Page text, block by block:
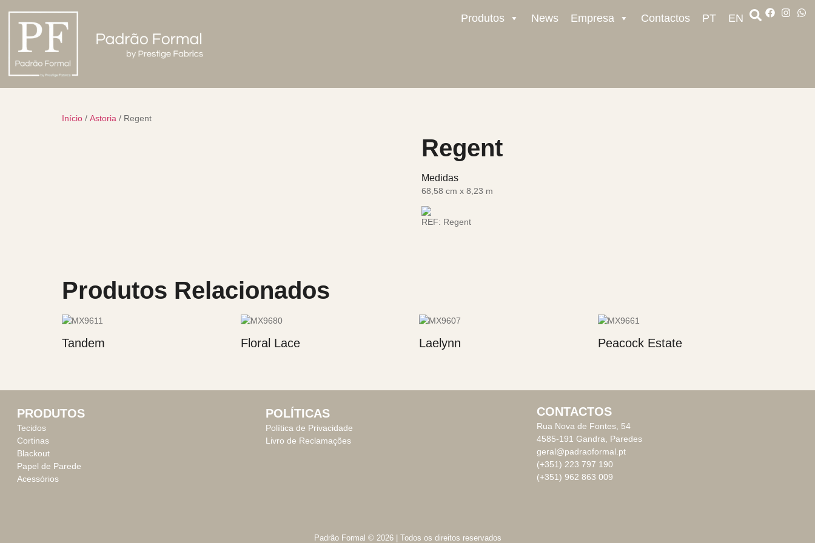
Produtos News Empresa Contactos PT EN
Início / Astoria / Regent
Regent
Medidas
68,58 cm x 8,23 m
REF: Regent
Produtos Relacionados
Tandem Floral Lace Laelynn Peacock Estate
PRODUTOS
Tecidos
Cortinas
Blackout
Papel de Parede
Acessórios
POLÍTICAS
Política de Privacidade
Livro de Reclamações
CONTACTOS
Rua Nova de Fontes, 54
4585-191 Gandra, Paredes
geral@padraoformal.pt
(+351) 223 797 190
(+351) 962 863 009
Padrão Formal © 2026 | Todos os direitos reservados